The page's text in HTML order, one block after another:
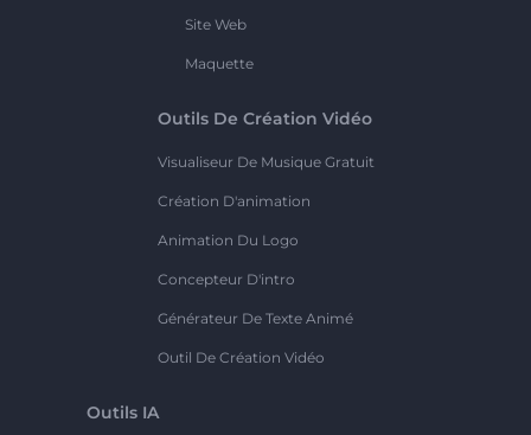
Site Web
Maquette
Outils De Création Vidéo
Visualiseur De Musique Gratuit
Création D'animation
Animation Du Logo
Concepteur D'intro
Générateur De Texte Animé
Outil De Création Vidéo
Outils IA